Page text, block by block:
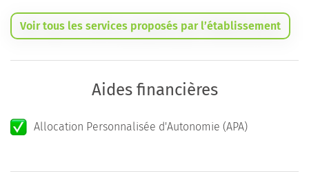
Voir tous les services proposés par l’établissement
Aides financières
Allocation Personnalisée d'Autonomie (APA)